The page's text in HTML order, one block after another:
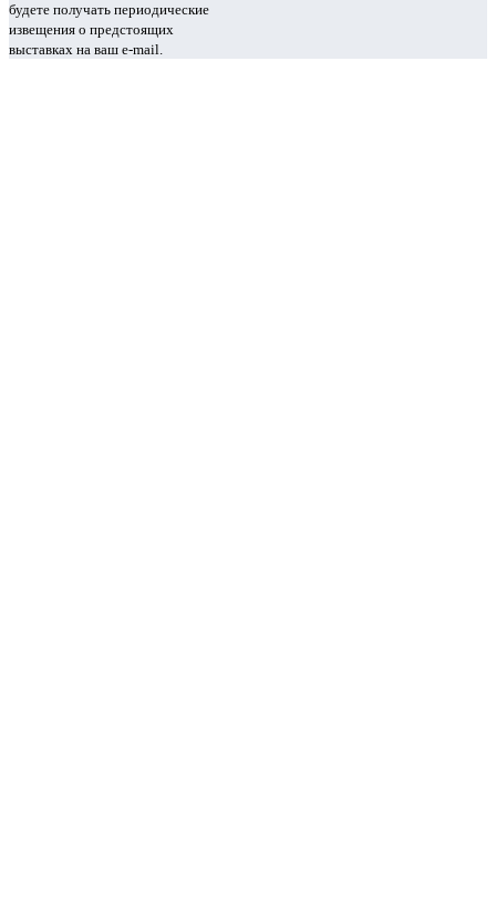
будете получать периодические
извещения о предстоящих
выставках на ваш e-mail.